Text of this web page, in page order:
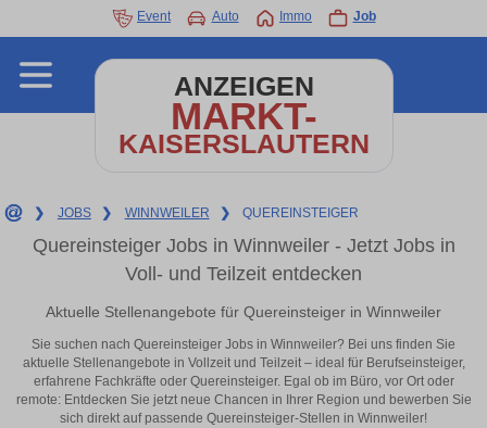
Event Auto Immo Job
ANZEIGEN
MARKT-
KAISERSLAUTERN
❯ JOBS ❯ WINNWEILER ❯ QUEREINSTEIGER
Quereinsteiger Jobs in Winnweiler - Jetzt Jobs in
Voll- und Teilzeit entdecken
Aktuelle Stellenangebote für Quereinsteiger in Winnweiler
Sie suchen nach Quereinsteiger Jobs in Winnweiler? Bei uns finden Sie
aktuelle Stellenangebote in Vollzeit und Teilzeit – ideal für Berufseinsteiger,
erfahrene Fachkräfte oder Quereinsteiger. Egal ob im Büro, vor Ort oder
remote: Entdecken Sie jetzt neue Chancen in Ihrer Region und bewerben Sie
sich direkt auf passende Quereinsteiger-Stellen in Winnweiler!